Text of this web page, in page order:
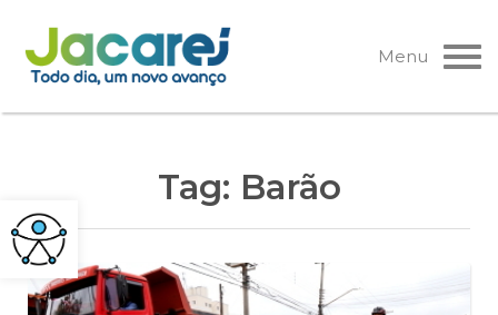
Pular
para
o
Menu
Tag: Barão